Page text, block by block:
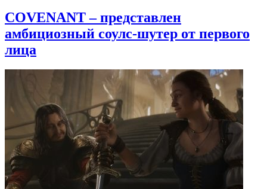
COVENANT – представлен
амбициозный соулс-шутер от первого
лица